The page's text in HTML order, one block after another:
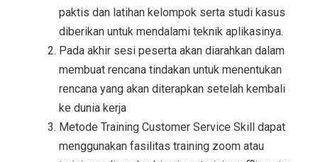
paktis dan latihan kelompok serta studi kasus
diberikan untuk mendalami teknik aplikasinya.
Pada akhir sesi peserta akan diarahkan dalam
membuat rencana tindakan untuk menentukan
rencana yang akan diterapkan setelah kembali
ke dunia kerja
Metode Training Customer Service Skill
dapat
menggunakan fasilitas training zoom atau